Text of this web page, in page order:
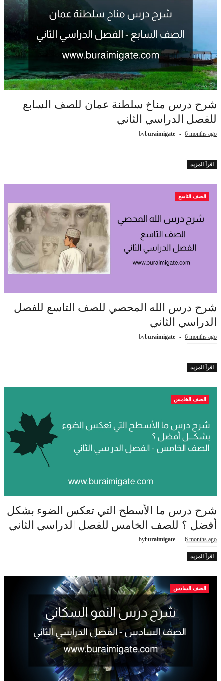
شرح درس مناخ سلطنة عمان للصف السابع
للفصل الدراسي الثاني
byburaimigate 6 months ago
اقرأ المزيد
الصف التاسع
شرح درس الله المحصي للصف التاسع للفصل
الدراسي الثاني
byburaimigate 6 months ago
اقرأ المزيد
الصف الخامس
شرح درس ما الأسطح التي تعكس الضوء بشكل
أفضل ؟ للصف الخامس للفصل الدراسي الثاني
byburaimigate 6 months ago
اقرأ المزيد
الصف السادس